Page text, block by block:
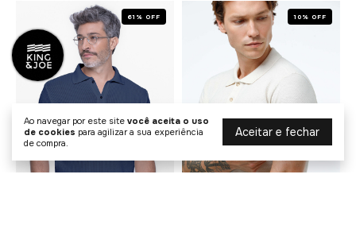
Ao navegar por este site você aceita o uso
de cookies para agilizar a sua experiência
de compra.
Aceitar e fechar
61% OFF 10% OFF